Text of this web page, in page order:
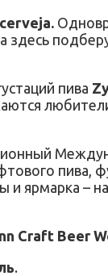
здесь
пива
пива,
ярмарка –
Craft Beer
.